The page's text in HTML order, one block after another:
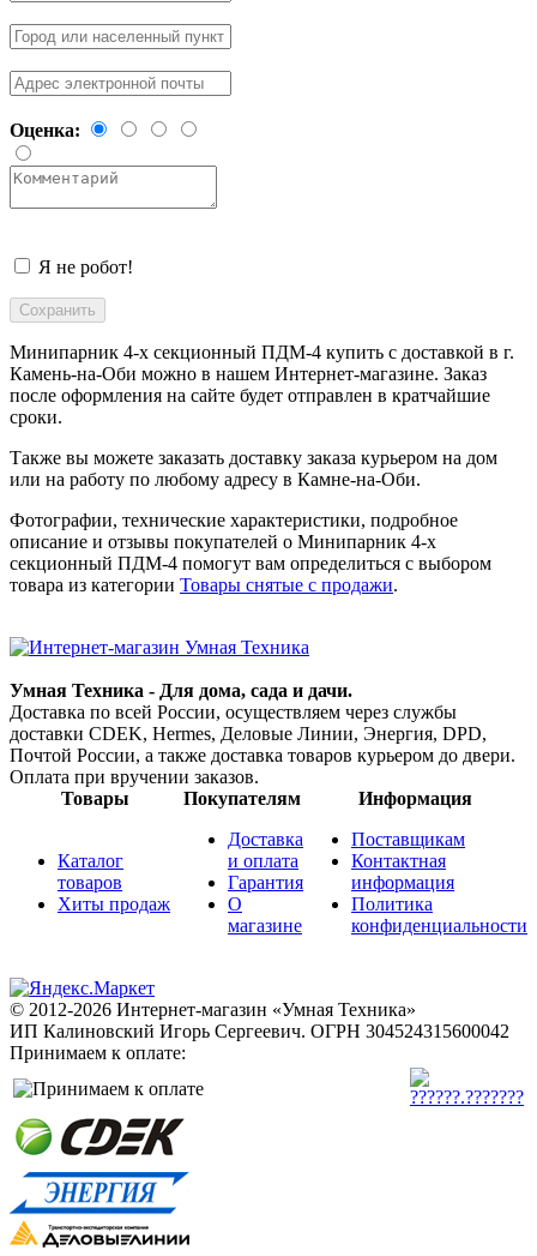
Оценка:
Я не робот!
Минипарник 4-х секционный ПДМ-4 купить с доставкой в г.
Камень-на-Оби можно в нашем Интернет-магазине. Заказ
после оформления на сайте будет отправлен в кратчайшие
сроки.
Также вы можете заказать доставку заказа курьером на дом
или на работу по любому адресу в Камне-на-Оби.
Фотографии, технические характеристики, подробное
описание и отзывы покупателей о Минипарник 4-х
секционный ПДМ-4 помогут вам определиться с выбором
товара из категории Товары снятые с продажи.
Умная Техника - Для дома, сада и дачи.
Доставка по всей России, осуществляем через службы
доставки CDEK, Hermes, Деловые Линии, Энергия, DPD,
Почтой России, а также доставка товаров курьером до двери.
Оплата при вручении заказов.
Товары
Покупателям Информация
Каталог
товаров
Хиты продаж
Доставка
и оплата
Гарантия
О
магазине
Поставщикам
Контактная
информация
Политика
конфиденциальности
© 2012-2026 Интернет-магазин «Умная Техника»
ИП Калиновский Игорь Сергеевич. ОГРН 304524315600042
Принимаем к оплате: